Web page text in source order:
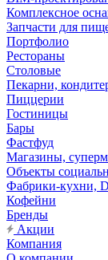
Комплексное
Запчасти для
Портфолио
Рестораны
Столовые
Пекарни,
Пиццерии
Гостиницы
Бары
Фастфуд
Магазины,
Объекты
Фабрики-кухни,
Кофейни
Бренды
Акции
Компания